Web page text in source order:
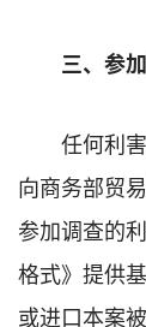
三、参
任何利害
向商务部贸
参加调查的
格式》提供
或进口本案